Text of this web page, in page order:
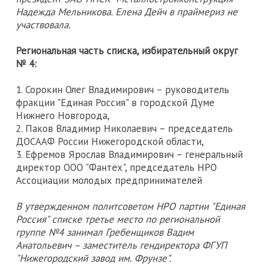
Надежда Мельникова. Елена Дейч в праймериз не
участвовала.
Региональная часть списка, избирательный округ
№ 4:
1. Сорокин Олег Владимирович – руководитель
фракции "Единая Россия" в городской Думе
Нижнего Новгорода,
2. Паков Владимир Николаевич – председатель
ДОСААФ России Нижегородской области,
3. Ефремов Ярослав Владимирович – генеральный
директор ООО "Фантех", председатель НРО
Ассоциации молодых предпринимателей
В утвержденном политсоветом НРО партии "Единая
Россия" списке третье место по региональной
группе №4 занимал Гребенщиков Вадим
Анатольевич – заместитель гендиректора ФГУП
"Нижегородский завод им. Фрунзе".